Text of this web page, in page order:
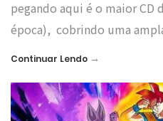
pegando aqui é o maior CD
época), cobrindo uma
Continuar Lendo →